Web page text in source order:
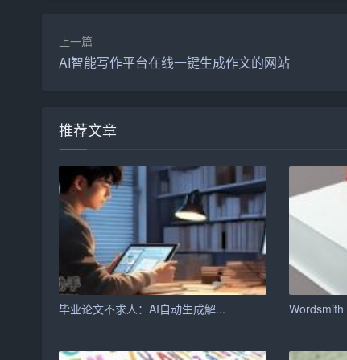
手的情况下，很难独立完成一篇高质量的文章
由于AI写作助手生成的文章速度快，部分创作
不齐的作品。这对于提高文学素养，也构成了阻
3. 创新精神缺失
虽然AI写作助手可以激发创新思维，但过度依
时，可能会陷入思维定势，难以突破自我。
三、如何充分利用AI写作助手提高文学素养
1. 合理使用AI写作助手
上一篇
AI智能写作平台在线一键生成作文的网站
推荐文章
毕业论文不求人：AI自动生成解... Wordsmith